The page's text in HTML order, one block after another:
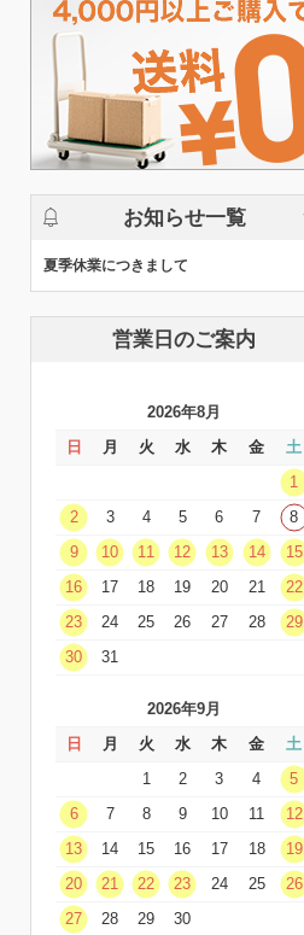
お知らせ一覧
夏季休業につきまして
営業日のご案内
2026年8月
日
月 火 水 木 金
土
1
2
3 4 5 6 7
8
9
10 11 12 13 14
15
16
17 18 19 20 21
22
23
24 25 26 27 28
29
30
31
2026年9月
日
月 火 水 木 金
土
1
2 3 4
5
6
7 8 9 10 11
12
13
14 15 16 17 18
19
20
21 22 23 24 25
26
27
28 29 30